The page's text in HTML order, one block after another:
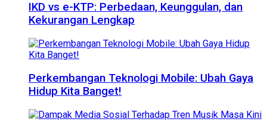
IKD vs e-KTP: Perbedaan, Keunggulan, dan
Kekurangan Lengkap
Perkembangan Teknologi Mobile: Ubah Gaya
Hidup Kita Banget!